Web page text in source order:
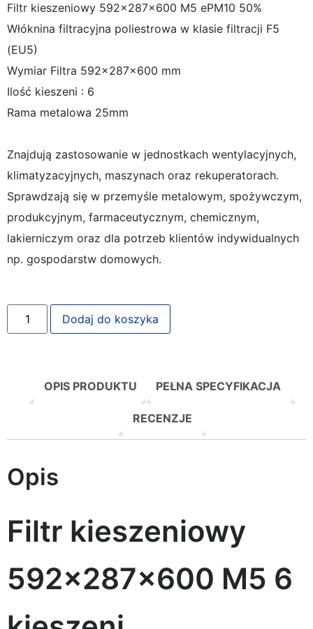
Filtr kieszeniowy 592x287x600 M5 ePM10 50%
Włóknina filtracyjna poliestrowa w klasie filtracji F5
(EU5)
Wymiar Filtra 592x287x600 mm
Ilość kieszeni : 6
Rama metalowa 25mm
Znajdują zastosowanie w jednostkach wentylacyjnych,
klimatyzacyjnych, maszynach oraz rekuperatorach.
Sprawdzają się w przemyśle metalowym, spożywczym,
produkcyjnym, farmaceutycznym, chemicznym,
lakierniczym oraz dla potrzeb klientów indywidualnych
np. gospodarstw domowych.
Dodaj do koszyka
OPIS PRODUKTU PEŁNA SPECYFIKACJA
RECENZJE
Opis
Filtr kieszeniowy
592x287x600 M5 6